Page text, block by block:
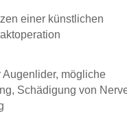
einer künstlichen
mögliche
Schädigung von